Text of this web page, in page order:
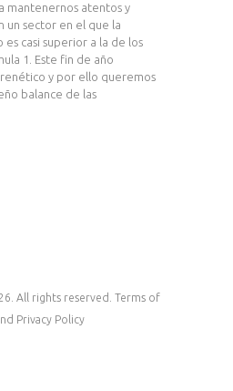
mantenernos atentos y
un sector en el que la
casi superior a la de los
1. Este fin de año
y por ello queremos
balance de las
All rights reserved. Terms of
Privacy Policy